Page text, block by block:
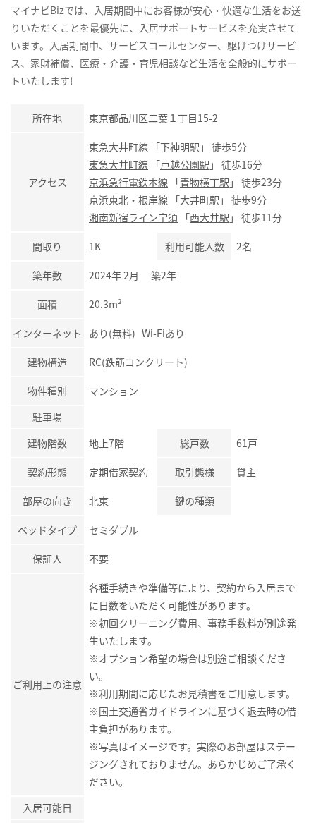
マイナビBizでは、入居期間中にお客様が安心・快適な生活をお送
りいただくことを最優先に、入居サポートサービスを充実させて
います。入居期間中、サービスコールセンター、駆けつけサービ
ス、家財補償、医療・介護・育児相談など生活を全般的にサポー
トいたします!
所在地 東京都品川区二葉１丁目15-2
アクセス
東急大井町線 「下神明駅 」 徒歩5分
東急大井町線 「戸越公園駅 」 徒歩16分
京浜急行電鉄本線 「青物横丁駅 」 徒歩23分
京浜東北・根岸線 「大井町駅 」 徒歩9分
湘南新宿ライン宇須 「西大井駅 」 徒歩11分
間取り 1K 利用可能人数 2名
築年数 2024年 2月 築2年
面積 20.3m²
インターネット あり(無料) Wi-Fiあり
建物構造 RC(鉄筋コンクリート)
物件種別
マンション
駐車場
建物階数
地上7階 総戸数 61戸
契約形態 定期借家契約 取引態様 貸主
部屋の向き 北東 鍵の種類
ベッドタイプ セミダブル
保証人 不要
ご利用上の注意
各種手続きや準備等により、契約から入居まで
に日数をいただく可能性があります。
※初回クリーニング費用、事務手数料が別途発
生いたします。
※オプション希望の場合は別途ご相談くださ
い。
※利用期間に応じたお見積書をご用意します。
※国土交通省ガイドラインに基づく退去時の借
主負担があります。
※写真はイメージです。実際のお部屋はステー
ジングされておりません。あらかじめご了承く
ださい。
入居可能日